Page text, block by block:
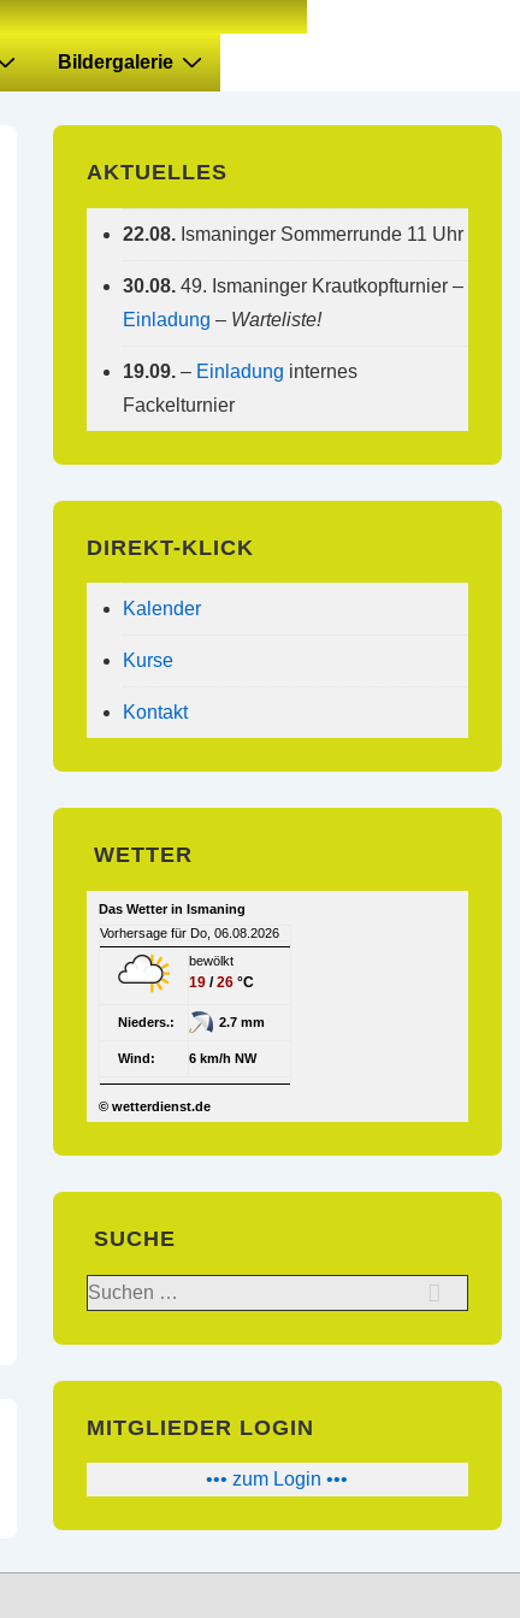
Bildergalerie
AKTUELLES
22.08. Ismaninger Sommerrunde 11 Uhr
30.08. 49. Ismaninger Krautkopfturnier –
Einladung – Warteliste!
19.09. – Einladung internes
Fackelturnier
DIREKT-KLICK
Kalender
Kurse
Kontakt
WETTER
Das Wetter in Ismaning
Vorhersage für Do, 06.08.2026
bewölkt
19/26°C
Nieders.: 2.7 mm
Wind: 6 km/h NW
© wetterdienst.de
SUCHE
Suchen
nach:
MITGLIEDER LOGIN
••• zum Login •••